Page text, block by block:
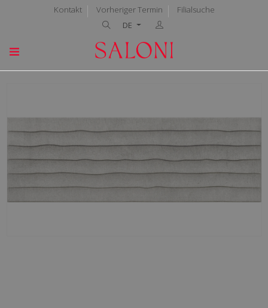
Kontakt Vorheriger Termin
Filialsuche
DE